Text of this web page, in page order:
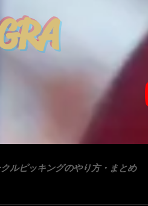
ルピッキングのやり方・まとめ